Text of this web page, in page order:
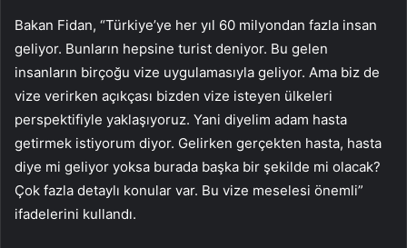
Bakan Fidan, “Türkiye’ye her yıl 60 milyondan fazla insan
geliyor. Bunların hepsine turist deniyor. Bu gelen
insanların birçoğu vize uygulamasıyla geliyor. Ama biz de
vize verirken açıkçası bizden vize isteyen ülkeleri
perspektifiyle yaklaşıyoruz. Yani diyelim adam hasta
getirmek istiyorum diyor. Gelirken gerçekten hasta, hasta
diye mi geliyor yoksa burada başka bir şekilde mi olacak?
Çok fazla detaylı konular var. Bu vize meselesi önemli”
ifadelerini kullandı.